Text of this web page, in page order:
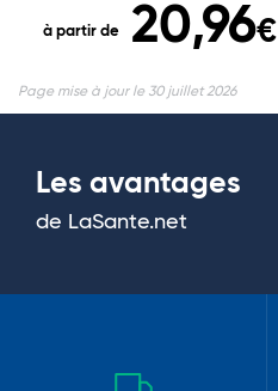
à partir de 20,96€
Page mise à jour le 30 juillet 2026
Les avantages
de LaSante.net